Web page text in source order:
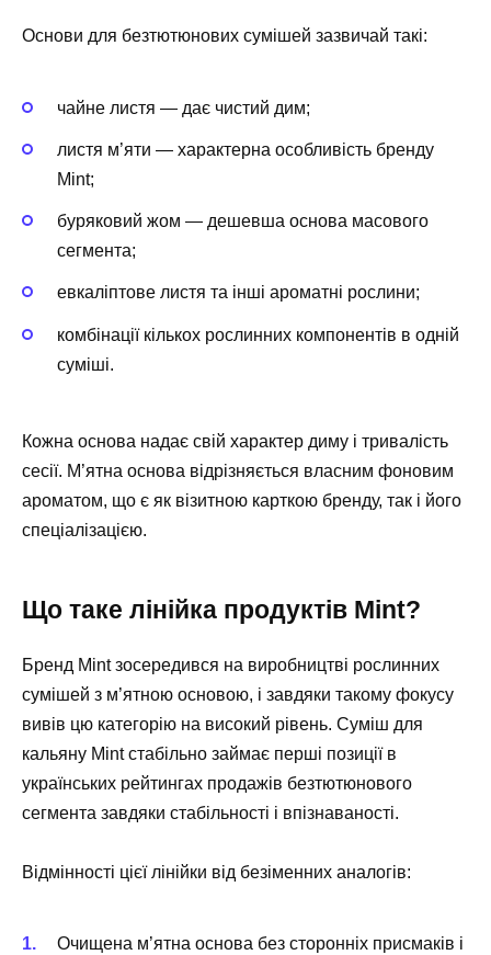
Основи для безтютюнових сумішей зазвичай такі:
чайне листя — дає чистий дим;
листя м’яти — характерна особливість бренду
Mint;
буряковий жом — дешевша основа масового
сегмента;
евкаліптове листя та інші ароматні рослини;
комбінації кількох рослинних компонентів в одній
суміші.
Кожна основа надає свій характер диму і тривалість
сесії. М’ятна основа відрізняється власним фоновим
ароматом, що є як візитною карткою бренду, так і його
спеціалізацією.
Що таке лінійка продуктів Mint?
Бренд Mint зосередився на виробництві рослинних
сумішей з м’ятною основою, і завдяки такому фокусу
вивів цю категорію на високий рівень. Суміш для
кальяну Mint стабільно займає перші позиції в
українських рейтингах продажів безтютюнового
сегмента завдяки стабільності і впізнаваності.
Відмінності цієї лінійки від безіменних аналогів:
Очищена м’ятна основа без сторонніх присмаків і